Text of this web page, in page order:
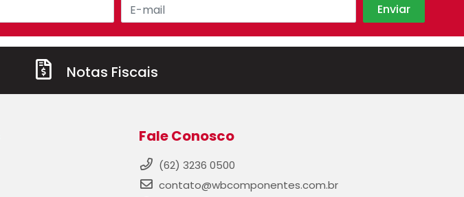
Notas Fiscais
Fale Conosco
(62) 3236 0500
contato@wbcomponentes.com.br